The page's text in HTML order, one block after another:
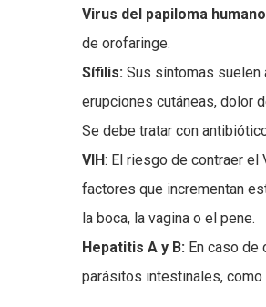
Virus del papiloma
de orofaringe.
Sífilis: Sus síntomas suelen
erupciones cutáneas, dolor
Se debe tratar con
VIH: El riesgo de contraer
factores que incrementan
la boca, la vagina o el pene.
Hepatitis A y B: En caso
parásitos intestinales, como